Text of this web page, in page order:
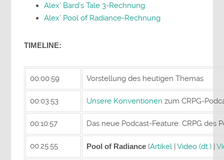
Alex’ Bard’s Tale 3-Rechnung
Alex’ Pool of Radiance-Rechnung
TIMELINE:
00:00:59 Vorstellung des heutigen Themas
00:03:53 Unsere Konventionen zum CRPG-
00:10:57 Das neue Podcast-Feature: CRPG des
00:25:55 Pool of Radiance(Artikel |Video (dt.) |